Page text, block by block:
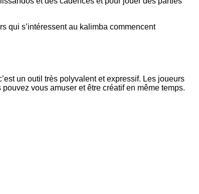
qui s’intéressent au kalimba commencent
un outil très polyvalent et expressif. Les joueurs
vous amuser et être créatif en même temps.